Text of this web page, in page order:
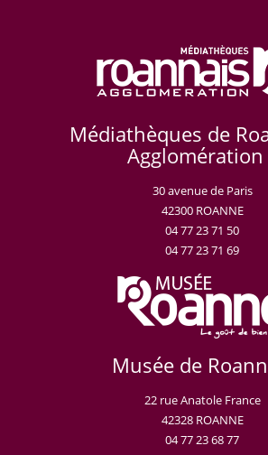
Médiathèques de
Agglomération
30 avenue de Paris
42300 ROANNE
04 77 23 71 50
04 77 23 71 69
Musée de
22 rue Anatole France
42328 ROANNE
04 77 23 68 77